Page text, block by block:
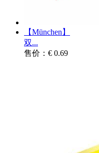
【München】
双...
售价：€ 0.69